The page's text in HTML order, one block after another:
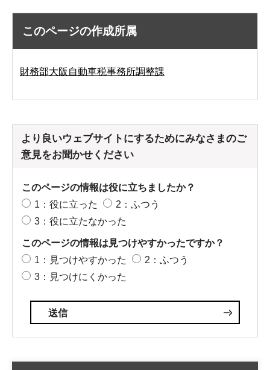
このページの作成所属
財務部大阪自動車税事務所調整課
より良いウェブサイトにするためにみなさまのご
意見をお聞かせください
このページの情報は役に立ちましたか？
1：役に立った
2：ふつう
3：役に立たなかった
このページの情報は見つけやすかったですか？
1：見つけやすかった
2：ふつう
3：見つけにくかった